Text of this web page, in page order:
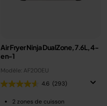
Air Fryer Ninja DualZone, 7.6L, 4-
en-1
Modèle: AF200EU
4.6 (293)
2 zones de cuisson